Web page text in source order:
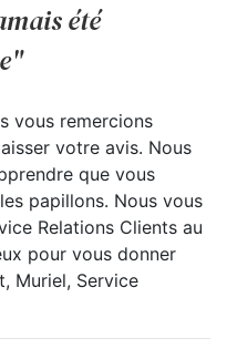
été
vous remercions
votre avis. Nous
que vous
papillons. Nous vous
Relations Clients au
pour vous donner
Muriel, Service